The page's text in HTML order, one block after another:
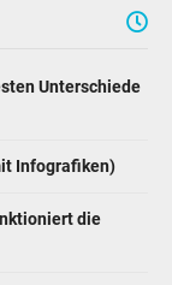
Unterschiede
Infografiken)
die